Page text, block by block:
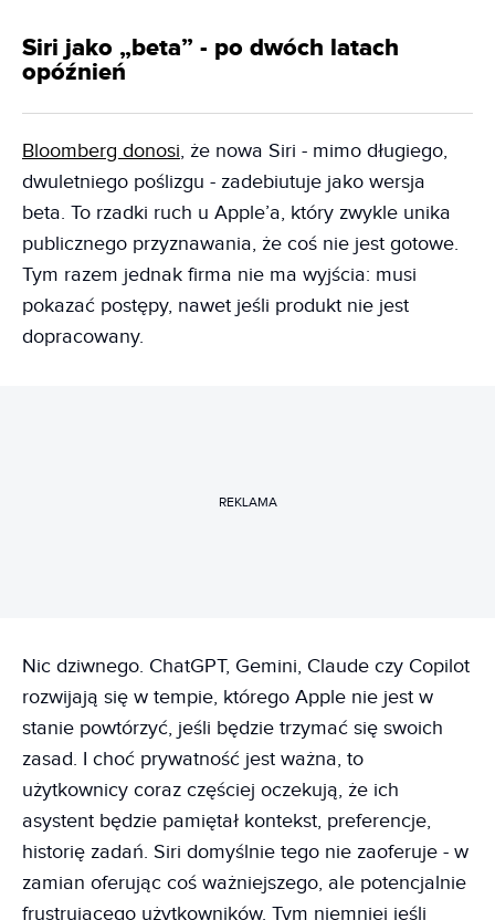
Siri jako „beta” - po dwóch latach
opóźnień
Bloomberg donosi, że nowa Siri - mimo długiego,
dwuletniego poślizgu - zadebiutuje jako wersja
beta. To rzadki ruch u Apple’a, który zwykle unika
publicznego przyznawania, że coś nie jest gotowe.
Tym razem jednak firma nie ma wyjścia: musi
pokazać postępy, nawet jeśli produkt nie jest
dopracowany.
REKLAMA
Nic dziwnego. ChatGPT, Gemini, Claude czy Copilot
rozwijają się w tempie, którego Apple nie jest w
stanie powtórzyć, jeśli będzie trzymać się swoich
zasad. I choć prywatność jest ważna, to
użytkownicy coraz częściej oczekują, że ich
asystent będzie pamiętał kontekst, preferencje,
historię zadań. Siri domyślnie tego nie zaoferuje - w
zamian oferując coś ważniejszego, ale potencjalnie
frustrującego użytkowników. Tym niemniej jeśli